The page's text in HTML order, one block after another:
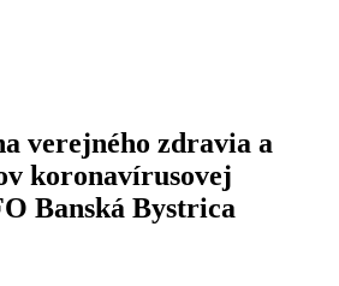
verejného zdravia a
koronavírusovej
Banská Bystrica